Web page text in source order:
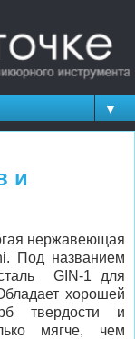
▼
и
нержавеющая
Под названием
GIN-1 для
хорошей
твердости и
мягче, чем